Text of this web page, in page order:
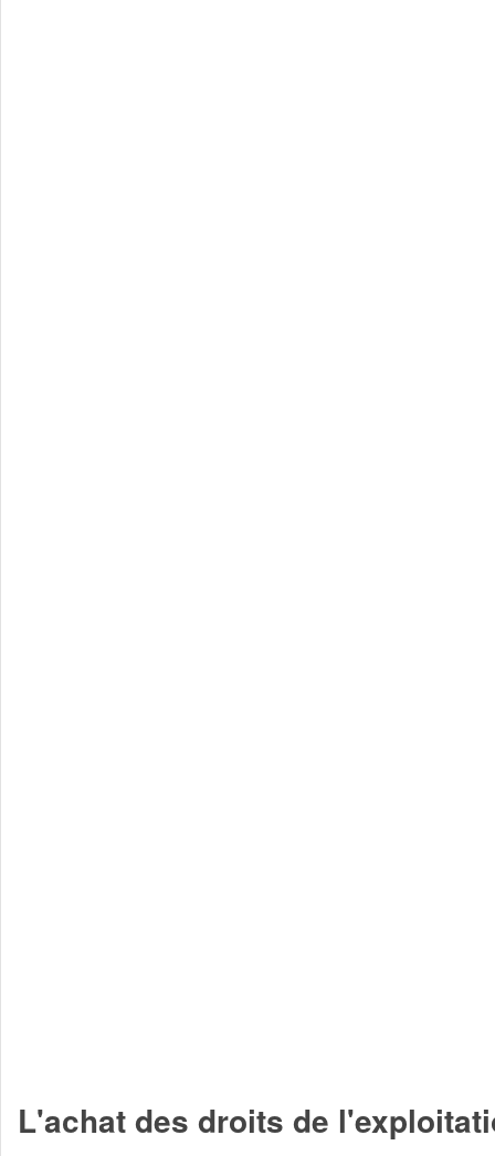
L'achat des droits de